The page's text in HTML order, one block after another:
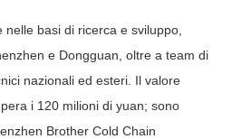
basi di ricerca e sviluppo,
e Dongguan, oltre a team di
nazionali ed esteri. Il valore
i 120 milioni di yuan; sono
Brother Cold Chain